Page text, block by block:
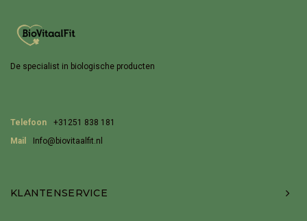
De specialist in biologische producten
Telefoon
+31251 838 181
Mail
Info@biovitaalfit.nl
KLANTENSERVICE